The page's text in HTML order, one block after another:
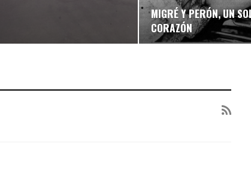
MIGRÉ Y PERÓN, UN
CORAZÓN